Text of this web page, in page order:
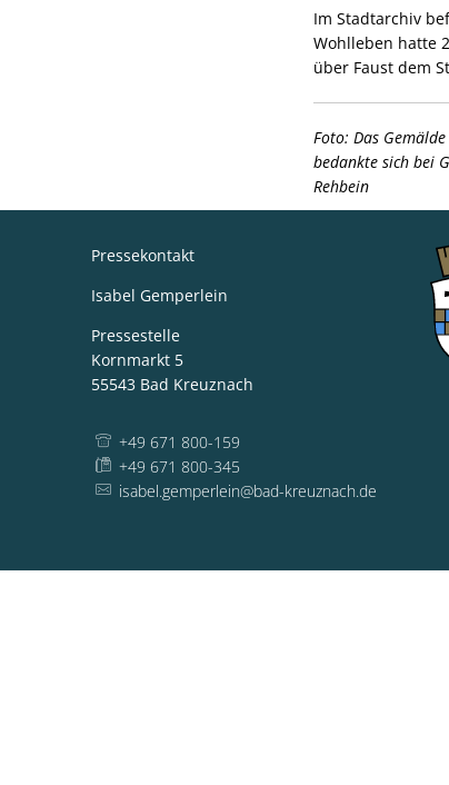
Im Stadtarchiv
Wohlleben hatte
über Faust dem
Foto: Das
bedankte sich bei
Rehbein
Pressekontakt
Isabel Gemperlein
Pressestelle
Kornmarkt 5
55543 Bad Kreuznach
+49 671 800-159
+49 671 800-345
isabel.gemperlein@bad-kreuznach.de